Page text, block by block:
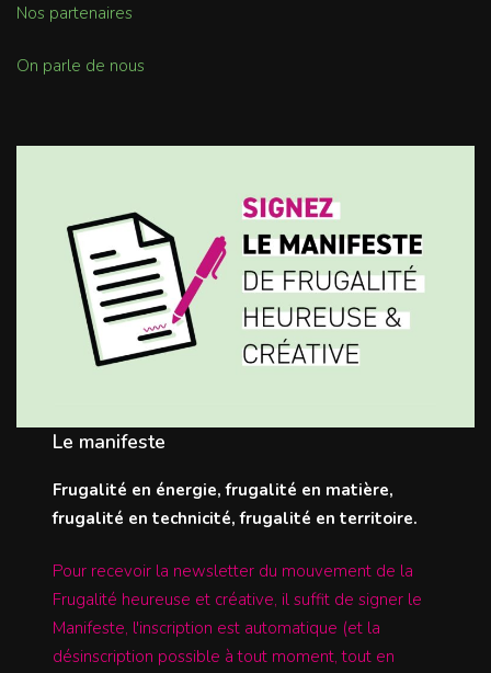
Nos partenaires
On parle de nous
Le manifeste
Frugalité en énergie, frugalité en matière,
frugalité en technicité, frugalité en territoire.
Pour recevoir la newsletter du mouvement de la
Frugalité heureuse et créative, il suffit de signer le
Manifeste, l'inscription est automatique (et la
désinscription possible à tout moment, tout en